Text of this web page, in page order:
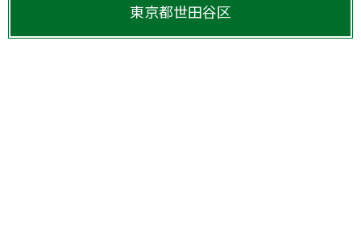
東京都世田谷区